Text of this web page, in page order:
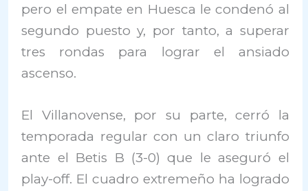
pero el empate en Huesca le condenó al
segundo puesto y, por tanto, a superar
tres rondas para lograr el ansiado
ascenso.
El Villanovense, por su parte, cerró la
temporada regular con un claro triunfo
ante el Betis B (3-0) que le aseguró el
play-off. El cuadro extremeño ha logrado